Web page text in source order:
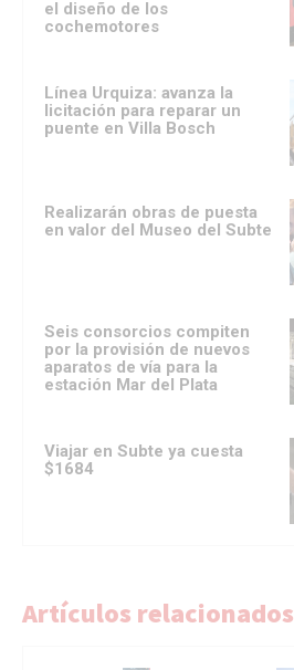
el diseño de los
cochemotores
Línea Urquiza: avanza la
licitación para reparar un
puente en Villa Bosch
Realizarán obras de puesta
en valor del Museo del Subte
Seis consorcios compiten
por la provisión de nuevos
aparatos de vía para la
estación Mar del Plata
Viajar en Subte ya cuesta
$1684
Artículos relacionados